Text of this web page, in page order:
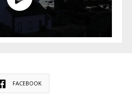
FACEBOOK